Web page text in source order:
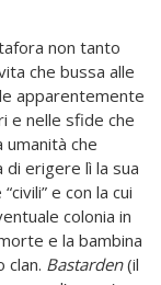
non tanto
che bussa alle
apparentemente
e nelle sfide che
che
erigere lì la sua
e con la cui
colonia in
e la bambina
clan. Bastarden(il